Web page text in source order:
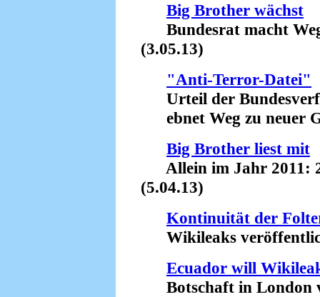
Big Brother wächst
Bundesrat macht
(3.05.13)
"Anti-Terror-Datei"
Urteil der
ebnet Weg zu neuer
Big Brother liest mit
Allein im Jahr 2011:
(5.04.13)
Kontinuität der
Wikileaks
Ecuador will
Botschaft in London